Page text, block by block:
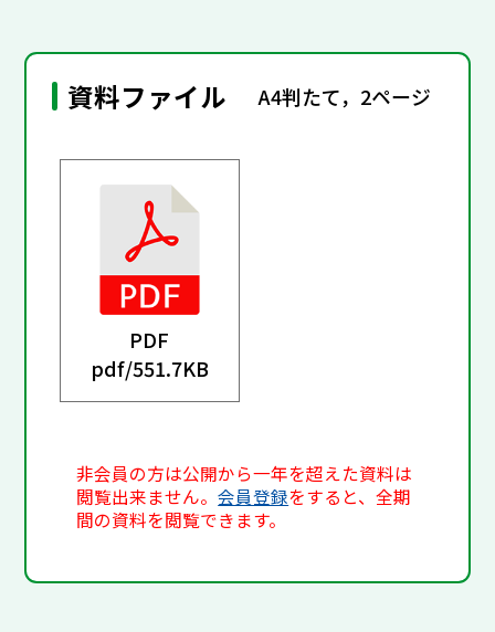
資料ファイル A4判たて，2ページ
PDF
pdf/551.7KB
非会員の方は公開から一年を超えた資料は
閲覧出来ません。会員登録をすると、全期
間の資料を閲覧できます。